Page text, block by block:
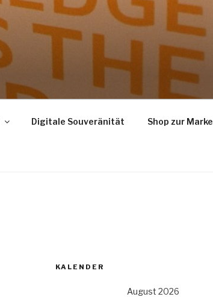
Digitale Souveränität Shop zur Marke
KALENDER
August 2026